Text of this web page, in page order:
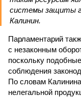
системы защиты
Калинин.
Парламентарий
с незаконным
поскольку
соблюдения
По словам
нелегальной